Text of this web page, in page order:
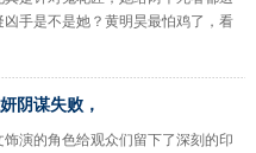
手是不是她？黄明昊最怕鸡了，看
阴谋失败，
饰演的角色给观众们留下了深刻的印